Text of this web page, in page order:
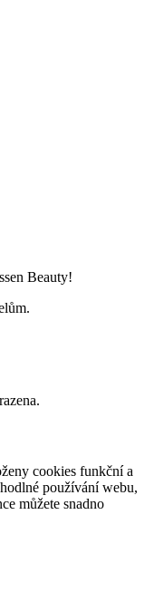
Beauty!
cookies funkční a
používání webu,
můžete snadno